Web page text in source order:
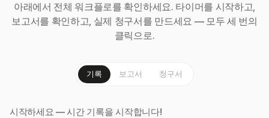
아래에서 전체 워크플로를 확인하세요. 타이머를 시작하고,
보고서를 확인하고, 실제 청구서를 만드세요 — 모두 세 번의
클릭으로.
기록 보고서 청구서
시작하세요 — 시간 기록을 시작합니다!